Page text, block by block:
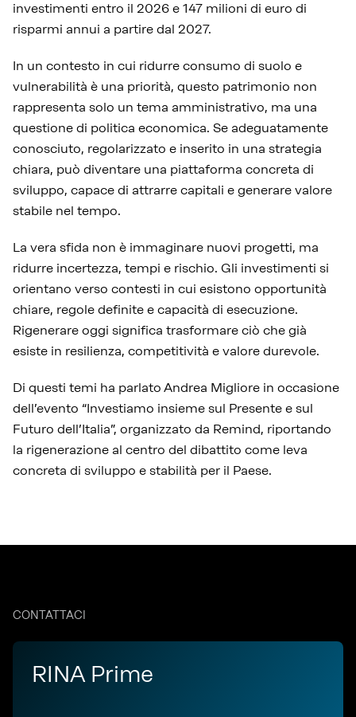
investimenti entro il 2026 e 147 milioni di euro di
risparmi annui a partire dal 2027.
In un contesto in cui ridurre consumo di suolo e
vulnerabilità è una priorità, questo patrimonio non
rappresenta solo un tema amministrativo, ma una
questione di politica economica. Se adeguatamente
conosciuto, regolarizzato e inserito in una strategia
chiara, può diventare una piattaforma concreta di
sviluppo, capace di attrarre capitali e generare valore
stabile nel tempo.
La vera sfida non è immaginare nuovi progetti, ma
ridurre incertezza, tempi e rischio. Gli investimenti si
orientano verso contesti in cui esistono opportunità
chiare, regole definite e capacità di esecuzione.
Rigenerare oggi significa trasformare ciò che già
esiste in resilienza, competitività e valore durevole.
Di questi temi ha parlato Andrea Migliore in occasione
dell’evento “Investiamo insieme sul Presente e sul
Futuro dell’Italia”, organizzato da Remind, riportando
la rigenerazione al centro del dibattito come leva
concreta di sviluppo e stabilità per il Paese.
CONTATTACI
RINA Prime